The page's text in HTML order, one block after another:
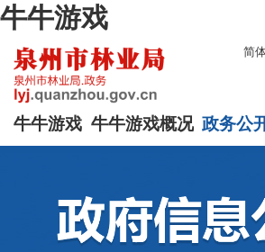
牛牛游戏
简
牛牛游戏 牛牛游戏概况 政务公